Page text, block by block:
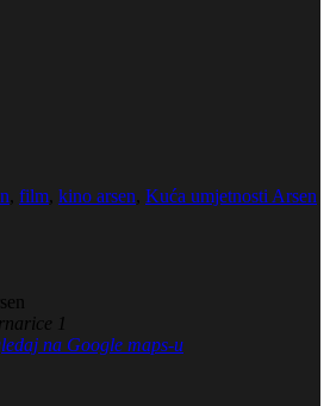
, film, kino arsen, Kuća umjetnosti Arsen
1
na Google maps-u